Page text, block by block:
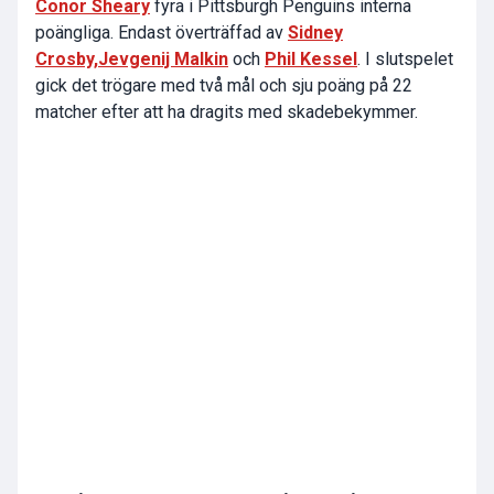
Conor Sheary fyra i Pittsburgh Penguins interna
poängliga. Endast överträffad av Sidney
Crosby,Jevgenij Malkin och Phil Kessel . I slutspelet
gick det trögare med två mål och sju poäng på 22
matcher efter att ha dragits med skadebekymmer.